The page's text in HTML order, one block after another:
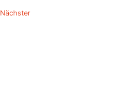
Nächster